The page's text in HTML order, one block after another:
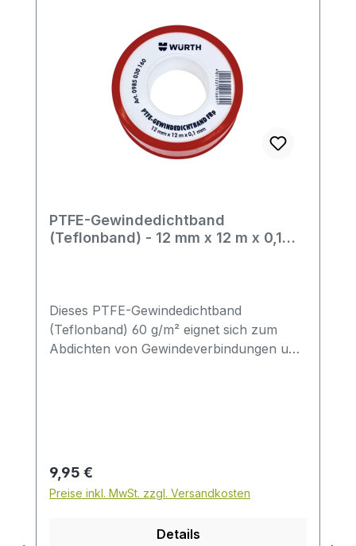
PTFE-Gewindedichtband
(Teflonband) - 12 mm x 12 m x 0,1
Dieses PTFE-Gewindedichtband
(Teflonband) 60 g/m² eignet sich zum
Abdichten von Gewindeverbindungen und
verarbeiten. Der Werkstoff ist
Polytetrafluorethylen (PTFE) und zeichnet
sich durch eine hohe chemische
bis max. DN 10 (laut
Regulärer Preis:
9,95 €
Preise inkl. MwSt. zzgl. Versandkosten
Details